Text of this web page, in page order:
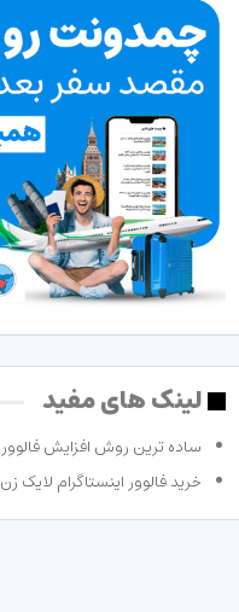
لینک های مفید
ساده ترین روش افزایش فالوور
خرید فالوور اینستاگرام لایک زن